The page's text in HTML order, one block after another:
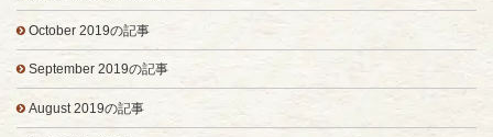
October 2019の記事
September 2019の記事
August 2019の記事